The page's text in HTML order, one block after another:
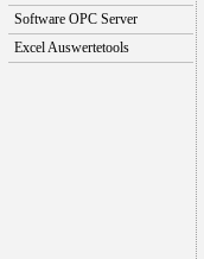
Software OPC Server
Excel Auswertetools